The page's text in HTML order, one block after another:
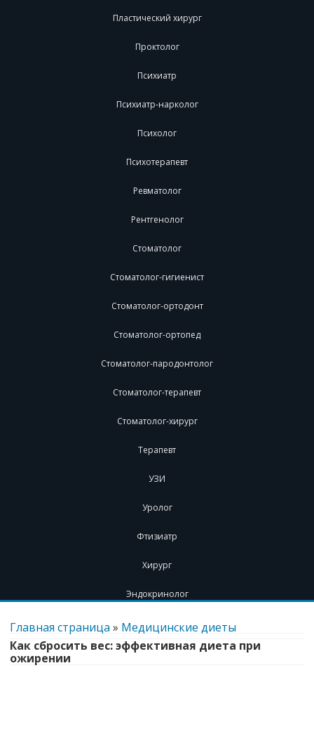
Пластический хирург
Проктолог
Психиатр
Психиатр-нарколог
Психолог
Психотерапевт
Ревматолог
Рентгенолог
Стоматолог
Стоматолог-гигиенист
Стоматолог-ортодонт
Стоматолог-ортопед
Стоматолог-пародонтолог
Стоматолог-терапевт
Стоматолог-хирург
Терапевт
УЗИ
Уролог
Фтизиатр
Хирург
Эндокринолог
Перейти
содержимому
Главная страница » Медицинские диеты
Как сбросить вес: эффективная диета при
ожирении